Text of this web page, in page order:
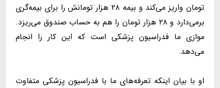
تومان واریز می‌کند و بیمه ۲۸ هزار تومانش را برای بیمه‌گری
برمی‌دارد و ۲۸ هزار تومان را هم به حساب صندوق می‌ریزد.
موازی ما فدراسیون پزشکی است که این کار را انجام
می‌دهد.
او با بیان اینکه تعرفه‌های ما با فدراسیون پزشکی متفاوت